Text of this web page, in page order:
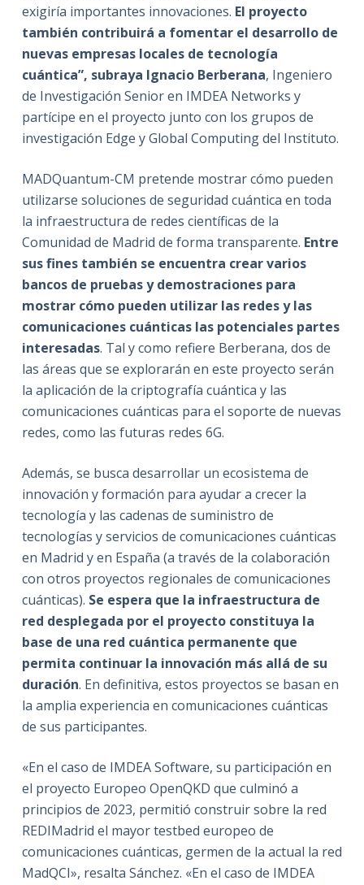
exigiría importantes innovaciones. El proyecto
también contribuirá a fomentar el desarrollo de
nuevas empresas locales de tecnología
cuántica”, subraya Ignacio Berberana, Ingeniero
de Investigación Senior en IMDEA Networks y
partícipe en el proyecto junto con los grupos de
investigación Edge y Global Computing del Instituto.
MADQuantum-CM pretende mostrar cómo pueden
utilizarse soluciones de seguridad cuántica en toda
la infraestructura de redes científicas de la
Comunidad de Madrid de forma transparente. Entre
sus fines también se encuentra crear varios
bancos de pruebas y demostraciones para
mostrar cómo pueden utilizar las redes y las
comunicaciones cuánticas las potenciales partes
interesadas. Tal y como refiere Berberana, dos de
las áreas que se explorarán en este proyecto serán
la aplicación de la criptografía cuántica y las
comunicaciones cuánticas para el soporte de nuevas
redes, como las futuras redes 6G.
Además, se busca desarrollar un ecosistema de
innovación y formación para ayudar a crecer la
tecnología y las cadenas de suministro de
tecnologías y servicios de comunicaciones cuánticas
en Madrid y en España (a través de la colaboración
con otros proyectos regionales de comunicaciones
cuánticas). Se espera que la infraestructura de
red desplegada por el proyecto constituya la
base de una red cuántica permanente que
permita continuar la innovación más allá de su
duración. En definitiva, estos proyectos se basan en
la amplia experiencia en comunicaciones cuánticas
de sus participantes.
«En el caso de IMDEA Software, su participación en
el proyecto Europeo OpenQKD que culminó a
principios de 2023, permitió construir sobre la red
REDIMadrid el mayor testbed europeo de
comunicaciones cuánticas, germen de la actual la red
MadQCI», resalta Sánchez. «En el caso de IMDEA